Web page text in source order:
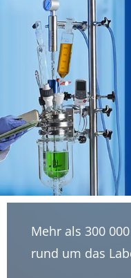
Mehr als 300
rund um das